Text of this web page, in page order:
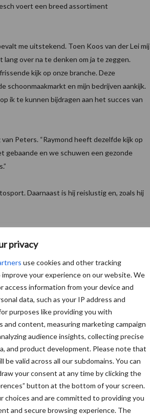
privacy
use cookies and other tracking
your experience on our website. We
access information from your device and
data, such as your IP address and
purposes like providing you with
and content, measuring marketing campaign
audience insights, collecting precise
and product development. Please note that
be valid across all our subdomains. You can
your consent at any time by clicking the
button at the bottom of your screen.
choices and are committed to providing you
and secure browsing experience. The
voert een breed assortiment
me uitstekend. Toen Koos van der Lei mij
over na te denken om ja te zeggen.
kijk op onze branche. Deze
schoonmaakmarkt en mijn bedrijven aankijk.
ik te kunnen bijdragen aan het succes van
Peters. “Raymond heeft dezelfde kijk op
gebaande en we schuwen een gezonde
Daarnaast is hij reislustig en, zoals hij
Leon van den Berg
Waalwijk), Jack Joosse
(uitgever).